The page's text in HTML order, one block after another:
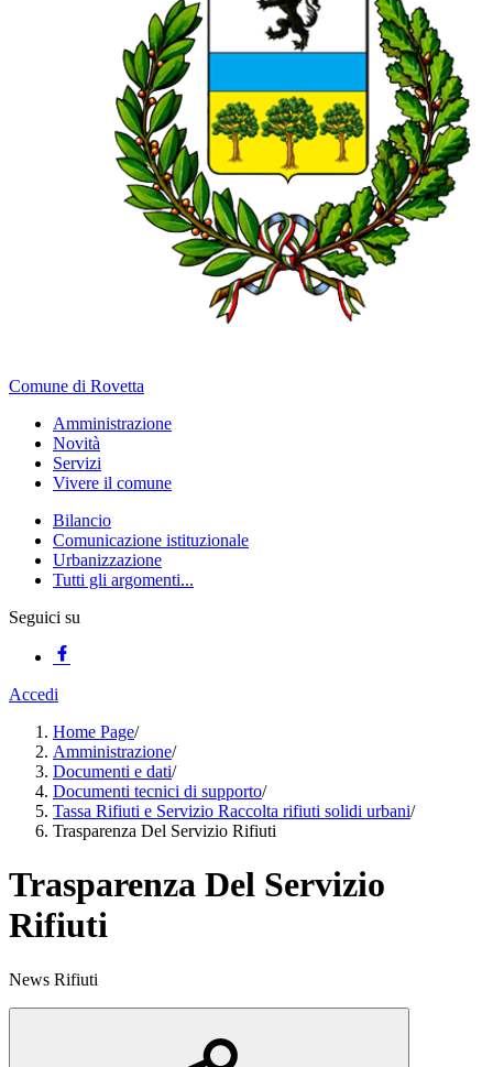
Comune di Rovetta
Amministrazione
Novità
Servizi
Vivere il comune
Bilancio
Comunicazione istituzionale
Urbanizzazione
Tutti gli argomenti...
Seguici su
Accedi
Home Page/
Amministrazione/
Documenti e dati/
Documenti tecnici di supporto/
Tassa Rifiuti e Servizio Raccolta rifiuti solidi urbani/
Trasparenza Del Servizio Rifiuti
Trasparenza Del Servizio
Rifiuti
News Rifiuti